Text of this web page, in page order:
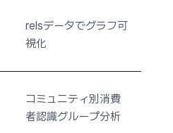
relsデータでグラフ可
視化
コミュニティ別消費
者認識グループ分析